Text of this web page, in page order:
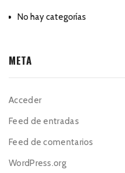
No hay categorías
META
Acceder
Feed de entradas
Feed de comentarios
WordPress.org